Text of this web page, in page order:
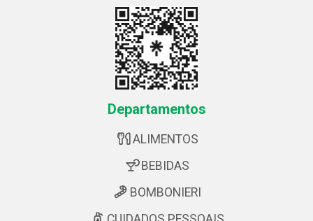
Departamentos
ALIMENTOS
BEBIDAS
BOMBONIERI